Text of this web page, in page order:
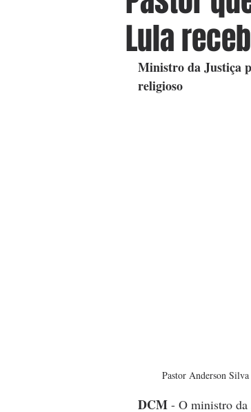
Lula
Ministro da Justiça
religioso
Pastor Anderson
DCM - O ministro